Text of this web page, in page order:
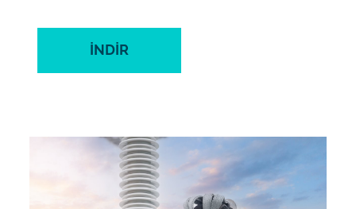
İNDIR